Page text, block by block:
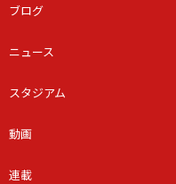
ブログ
ニュース
スタジアム
動画
連載